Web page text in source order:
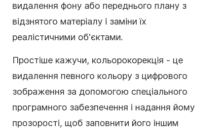
видалення фону або переднього плану з
відзнятого матеріалу і заміни їх
реалістичними об'єктами.
Простіше кажучи, кольорокорекція - це
видалення певного кольору з цифрового
зображення за допомогою спеціального
програмного забезпечення і надання йому
прозорості, щоб заповнити його іншим